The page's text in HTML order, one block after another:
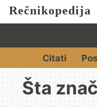
Rečnikopedija
Citati
Šta